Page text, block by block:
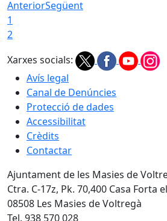
AnteriorSegüent
1
2
Xarxes socials:
Avís legal
Canal de Denúncies
Protecció de dades
Accessibilitat
Crèdits
Contactar
Ajuntament de les Masies de
Ctra. C-17z, Pk. 70,400 Casa Forta
08508 Les Masies de Voltregà
Tel. 938 570 028